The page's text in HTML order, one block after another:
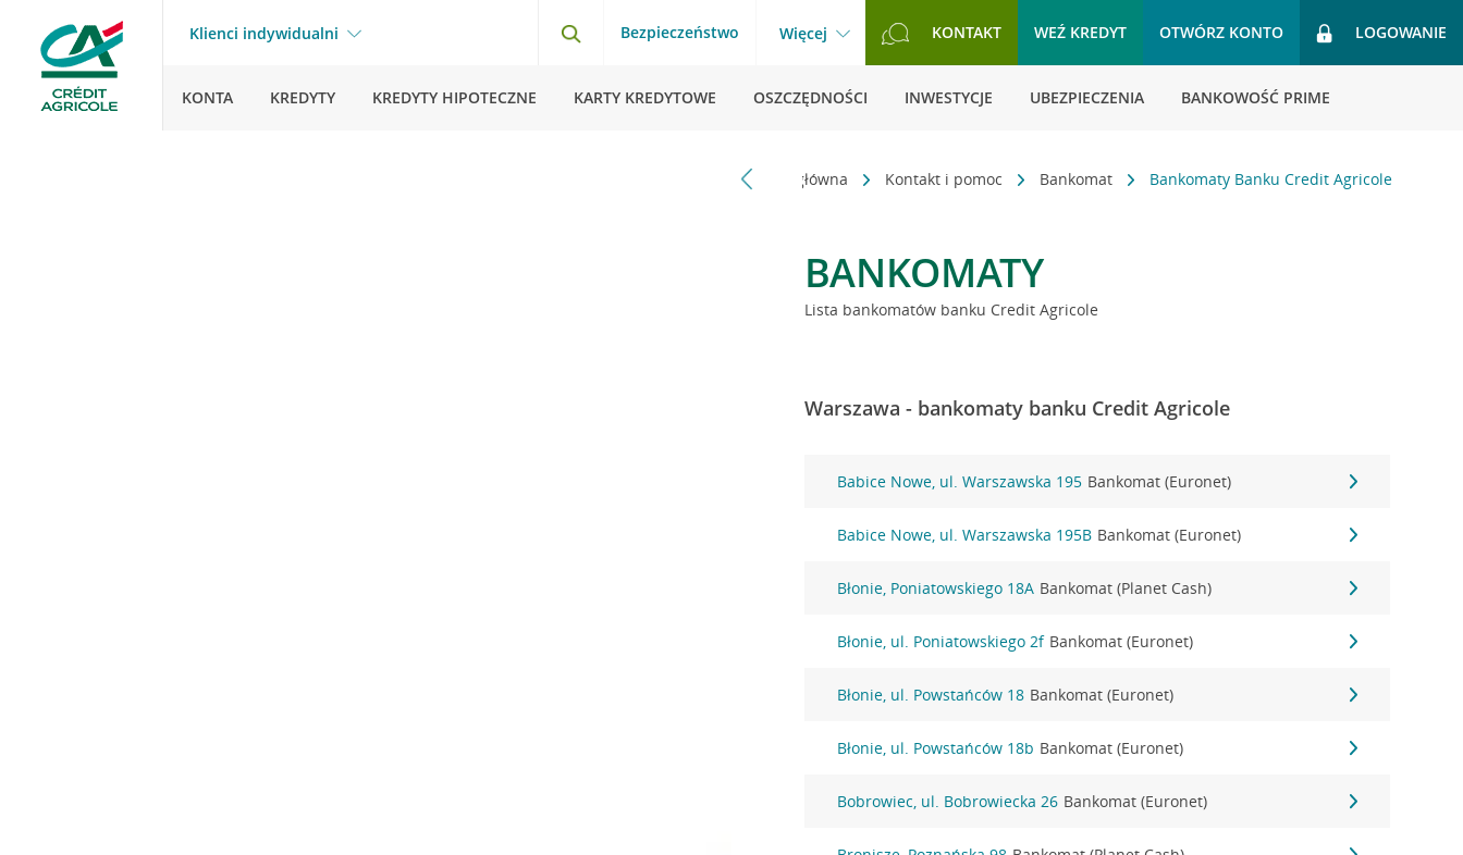
Klienci indywidualni Bezpieczeństwo Więcej KONTAKT WEŹ KREDYT OTWÓRZ KONTO LOGOWANIE
KONTA KREDYTY KREDYTY HIPOTECZNE KARTY KREDYTOWE OSZCZĘDNOŚCI INWESTYCJE UBEZPIECZENIA BANKOWOŚĆ PRIME
Strona główna Kontakt i pomoc Bankomat Bankomaty Banku Credit Agricole
BANKOMATY
Lista bankomatów banku Credit Agricole
Warszawa - bankomaty banku Credit Agricole
Babice Nowe, ul. Warszawska 195 Bankomat (Euronet)
Babice Nowe, ul. Warszawska 195B Bankomat (Euronet)
Błonie, Poniatowskiego 18A Bankomat (Planet Cash)
Błonie, ul. Poniatowskiego 2f Bankomat (Euronet)
Błonie, ul. Powstańców 18 Bankomat (Euronet)
Błonie, ul. Powstańców 18b Bankomat (Euronet)
Bobrowiec, ul. Bobrowiecka 26 Bankomat (Euronet)